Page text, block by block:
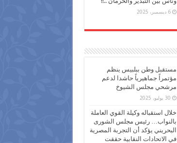
6 ديسمبر، 2025
مستقبل وطن ببلبيس ينظم
مؤتمراً جماهيرياً حاشدا لدعم
مرشحي مجلس الشيوخ
30 يوليو، 2025
خلال استقباله وكيلة القوي العاملة
بالنواب… رئيس مجلس الشورى
البحريني يؤكد أن التجربة المصرية
في الاتحادات النقابية حققت